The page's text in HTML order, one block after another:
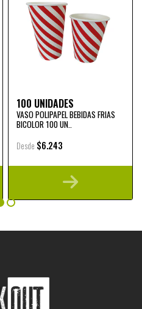
100 UNIDADES
VASO POLIPAPEL BEBIDAS FRIAS
BICOLOR 100 UN..
Desde $6.243